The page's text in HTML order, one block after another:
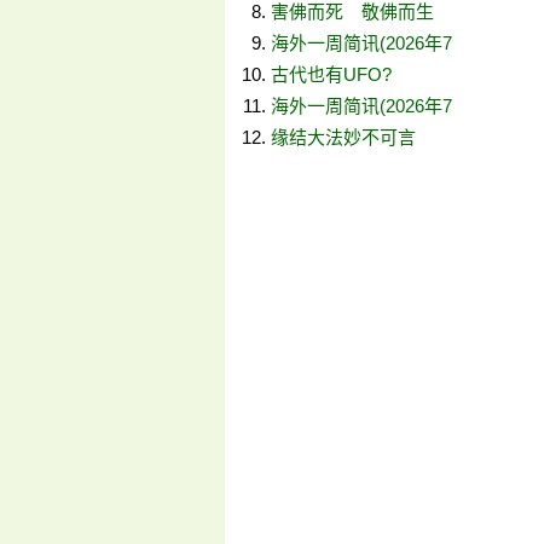
害佛而死 敬佛而生
海外一周简讯(2026年7
古代也有UFO?
海外一周简讯(2026年7
缘结大法妙不可言